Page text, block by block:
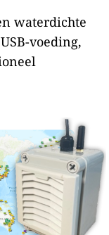
waterdichte
voeding,